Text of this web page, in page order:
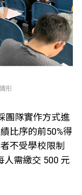
形
團隊實作方式進
比序的前50%得
不受學校限制
人需繳交 500 元